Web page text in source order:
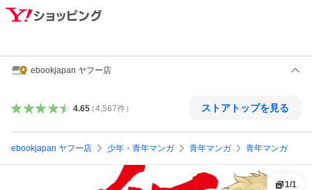
ebookjapan ヤフー店
4.65（4,567件） ストアトップを見る
ebookjapan ヤフー店 少年・青年マンガ 青年マンガ 青年マンガ
1/1